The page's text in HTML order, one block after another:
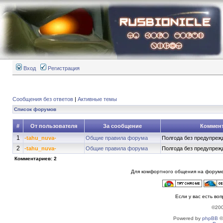
Вход Регистрация
Сообщения без ответов | Активные темы
Список форумов
# От пользователя За сообщение
1 -tahu_nuva- Общие правила форума Полгода без
2 -tahu_nuva- Общие правила форума Полгода без
Комментариев: 2
Для комфортного общения на
Если у вас есть
Powered by phpBB